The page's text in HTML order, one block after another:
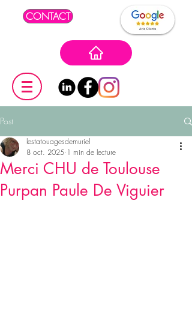
CONTACT
Post
Merci CHU de Toulouse
Purpan Paule De Viguier
lestatouagesdemuriel
8 oct. 2025 1 min de lecture